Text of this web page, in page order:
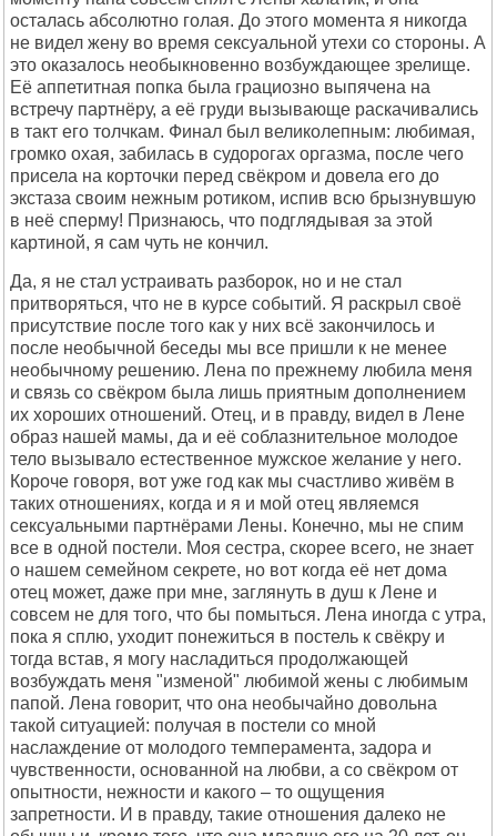
осталась абсолютно голая. До этого момента я никогда
не видел жену во время сексуальной утехи со стороны. А
это оказалось необыкновенно возбуждающее зрелище.
Её аппетитная попка была грациозно выпячена на
встречу партнёру, а её груди вызывающе раскачивались
в такт его толчкам. Финал был великолепным: любимая,
громко охая, забилась в судорогах оргазма, после чего
присела на корточки перед свёкром и довела его до
экстаза своим нежным ротиком, испив всю брызнувшую
в неё сперму! Признаюсь, что подглядывая за этой
картиной, я сам чуть не кончил.
Да, я не стал устраивать разборок, но и не стал
притворяться, что не в курсе событий. Я раскрыл своё
присутствие после того как у них всё закончилось и
после необычной беседы мы все пришли к не менее
необычному решению. Лена по прежнему любила меня
и связь со свёкром была лишь приятным дополнением
их хороших отношений. Отец, и в правду, видел в Лене
образ нашей мамы, да и её соблазнительное молодое
тело вызывало естественное мужское желание у него.
Короче говоря, вот уже год как мы счастливо живём в
таких отношениях, когда и я и мой отец являемся
сексуальными партнёрами Лены. Конечно, мы не спим
все в одной постели. Моя сестра, скорее всего, не знает
о нашем семейном секрете, но вот когда её нет дома
отец может, даже при мне, заглянуть в душ к Лене и
совсем не для того, что бы помыться. Лена иногда с утра,
пока я сплю, уходит понежиться в постель к свёкру и
тогда встав, я могу насладиться продолжающей
возбуждать меня "изменой" любимой жены с любимым
папой. Лена говорит, что она необычайно довольна
такой ситуацией: получая в постели со мной
наслаждение от молодого темперамента, задора и
чувственности, основанной на любви, а со свёкром от
опытности, нежности и какого – то ощущения
запретности. И в правду, такие отношения далеко не